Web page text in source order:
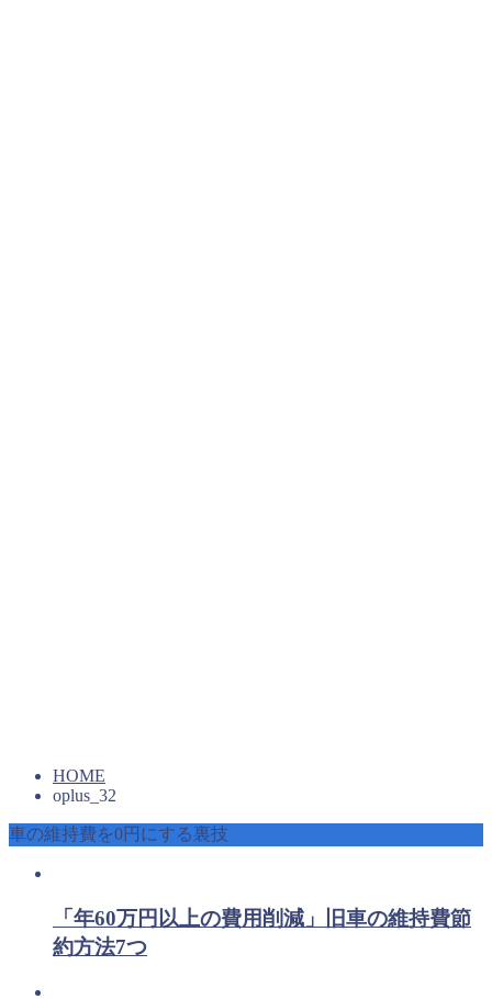
HOME
oplus_32
車の維持費を0円にする裏技
「年60万円以上の費用削減」旧車の維持費節
約方法7つ